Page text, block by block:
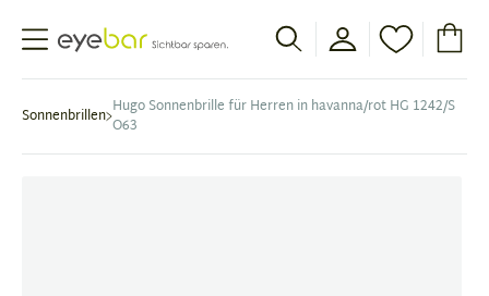
Abele Optic
Sonnenbrillen Hugo Sonnenbrille für Herren in havanna/rot HG 1242/S
O63